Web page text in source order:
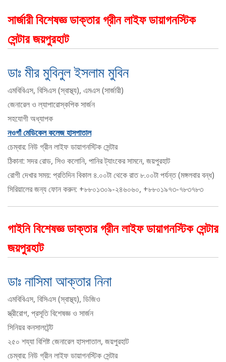
সার্জারী বিশেষজ্ঞ ডাক্তার গ্রীন লাইফ ডায়াগনস্টিক
সেন্টার জয়পুরহাট
ডাঃ মীর মুবিনুল ইসলাম মুবিন
এমবিবিএস, বিসিএস (স্বাস্থ্য), এমএস (সার্জারী)
জেনারেল ও ল্যাপারোস্কপিক সার্জন
সহযোগী অধ্যাপক
নওগাঁ মেডিকেল কলেজ হাসপাতাল
চেম্বার: নিউ গ্রীন লাইফ ডায়াগনস্টিক সেন্টার
ঠিকানা: সদর রোড, সিও কলোনি, পানির ট্যাংকের সামনে, জয়পুরহাট
রোগী দেখার সময়: প্রতিদিন বিকাল ৪.০০টা থেকে রাত ৮.০০টা পর্যন্ত (মঙ্গলবার বন্ধ)
সিরিয়ালের জন্য ফোন করুন: +৮৮০১৩০৯-২৪৬০৬০, +৮৮০১৯৭৩-৭৮৩৭৮৩
গাইনি বিশেষজ্ঞ ডাক্তার গ্রীন লাইফ ডায়াগনস্টিক সেন্টার
জয়পুরহাট
ডাঃ নাসিমা আক্তার নিনা
এমবিবিএস, বিসিএস (স্বাস্থ্য), ডিজিও
স্ত্রীরোগ, প্রসূতি বিশেষজ্ঞ ও সার্জন
সিনিয়র কনসালটেন্ট
২৫০ শয্যা বিশিষ্ট জেনারেল হাসপাতাল, জয়পুরহাট
চেম্বার: নিউ গ্রীন লাইফ ডায়াগনস্টিক সেন্টার